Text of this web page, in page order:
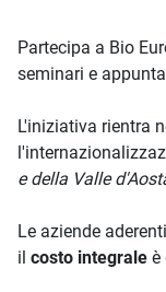
Partecipa a Bio
seminari e
L'iniziativa rientra
e della Valle
Le aziende
il costo integrale è